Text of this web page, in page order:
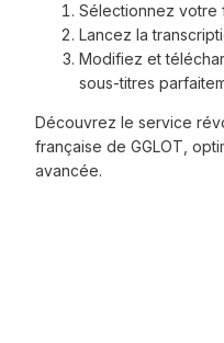
Sélectionnez votre
Lancez la
Modifiez et
sous-titres
Découvrez le service
française de GGLOT,
avancée.